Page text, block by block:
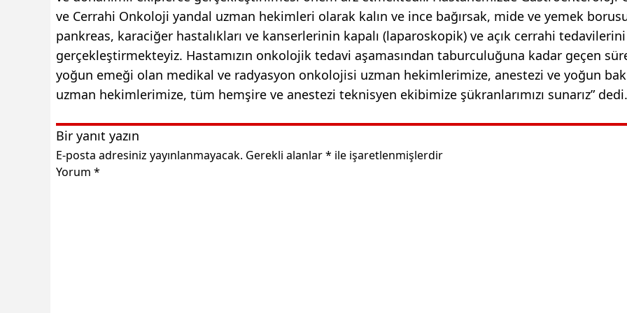
ve Cerrahi Onkoloji yandal uzman hekimleri olarak kalın ve ince bağırsak, mide ve yemek
pankreas, karaciğer hastalıkları ve kanserlerinin kapalı (laparoskopik) ve açık cerrahi tedavilerini
gerçekleştirmekteyiz. Hastamızın onkolojik tedavi aşamasından taburculuğuna kadar geçen
yoğun emeği olan medikal ve radyasyon onkolojisi uzman hekimlerimize, anestezi ve yoğun
uzman hekimlerimize, tüm hemşire ve anestezi teknisyen ekibimize şükranlarımızı sunarız” dedi.
Bir yanıt yazın
E-posta adresiniz yayınlanmayacak. Gerekli alanlar* ile işaretlenmişlerdir
Yorum *